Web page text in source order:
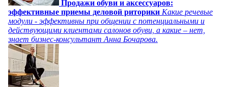
Продажи обуви и аксессуаров:
эффективные приемы деловой риторики Какие речевые
модули - эффективны при общении с потенциальными и
действующими клиентами салонов обуви, а какие – нет,
знает бизнес-консультант Анна Бочарова.